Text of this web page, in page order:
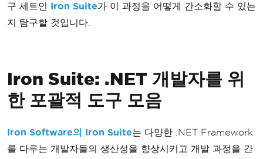
구 세트인 Iron Suite가 이 과정을 어떻게 간소화할 수 있는
지 탐구할 것입니다.
Iron Suite: .NET 개발자를 위
한 포괄적 도구 모음
Iron Software의 Iron Suite는 다양한 .NET Framework
를 다루는 개발자들의 생산성을 향상시키고 개발 과정을 간